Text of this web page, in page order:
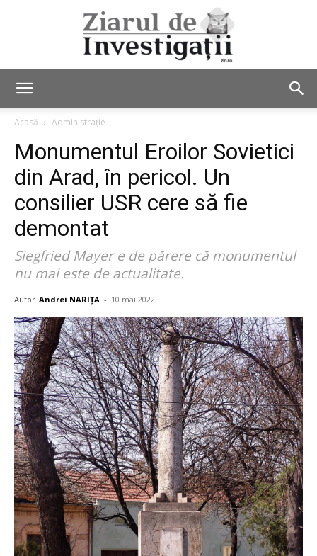
Acasă Administrație
Monumentul Eroilor Sovietici
din Arad, în pericol. Un
consilier USR cere să fie
demontat
Siegfried Mayer e de părere că monumentul
nu mai este de actualitate.
Autor Andrei NARIȚA - 10 mai 2022